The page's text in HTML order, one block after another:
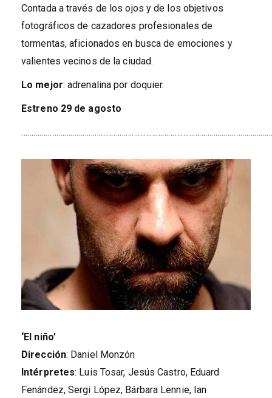
Contada a través de los ojos y de los objetivos
fotográficos de cazadores profesionales de
tormentas, aficionados en busca de emociones y
valientes vecinos de la ciudad.
Lo mejor: adrenalina por doquier.
Estreno 29 de agosto
‘El niño’
Dirección: Daniel Monzón
Intérpretes: Luis Tosar, Jesús Castro, Eduard
Fenández, Sergi López, Bárbara Lennie, Ian